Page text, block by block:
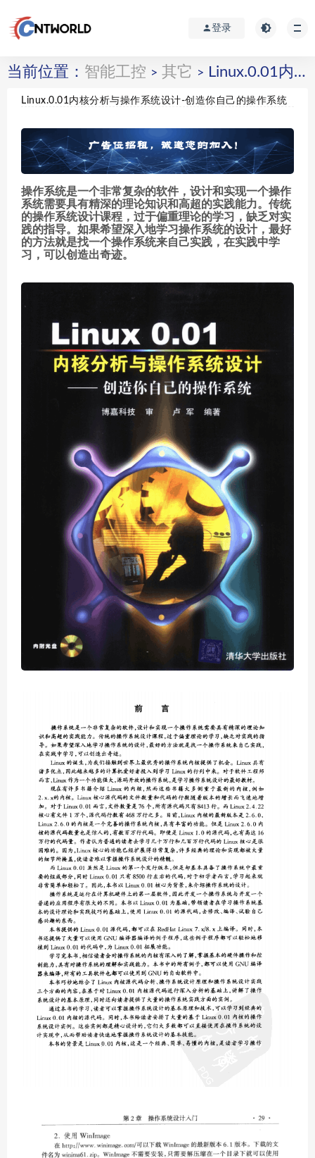
登录
当前位置： 智能工控 > 其它 > Linux.0.01内核分析与操作系统设计-创造你自己的操作系统
Linux.0.01内核分析与操作系统设计-创造你自己的操作系统
操作系统是一个非常复杂的软件，设计和实现一个操作
系统需要具有精深的理论知识和高超的实践能力。传统
的操作系统设计课程，过于偏重理论的学习，缺乏对实
践的指导。如果希望深入地学习操作系统的设计，最好
的方法就是找一个操作系统来自己实践，在实践中学
习，可以创造出奇迹。